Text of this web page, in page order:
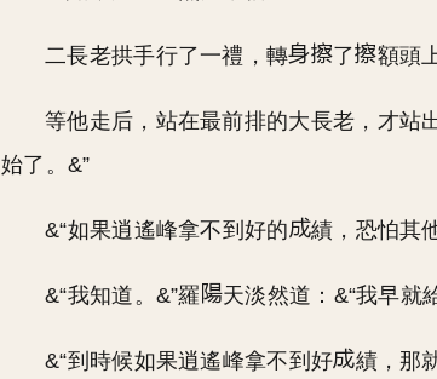
二長老拱手行了一禮，轉 了 額頭
等他走后，站在最前排的大長老，才站
始了。&”
&“如果逍遙峰拿不到好的 績，恐怕其
&“我知道。&”羅 天淡然道：&“我早就
&“到時候如果逍遙峰拿不到好 績，那